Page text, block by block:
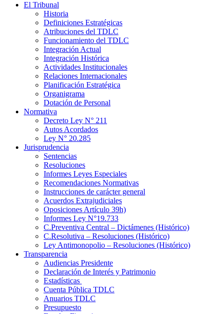
El Tribunal
Historia
Definiciones Estratégicas
Atribuciones del TDLC
Funcionamiento del TDLC
Integración Actual
Integración Histórica
Actividades Institucionales
Relaciones Internacionales
Planificación Estratégica
Organigrama
Dotación de Personal
Normativa
Decreto Ley N° 211
Autos Acordados
Ley N° 20.285
Jurisprudencia
Sentencias
Resoluciones
Informes Leyes Especiales
Recomendaciones Normativas
Instrucciones de carácter general
Acuerdos Extrajudiciales
Oposiciones Artículo 39h)
Informes Ley N°19.733
C.Preventiva Central – Dictámenes (Histórico)
C.Resolutiva – Resoluciones (Histórico)
Ley Antimonopolio – Resoluciones (Histórico)
Transparencia
Audiencias Presidente
Declaración de Interés y Patrimonio
Estadísticas
Cuenta Pública TDLC
Anuarios TDLC
Presupuesto